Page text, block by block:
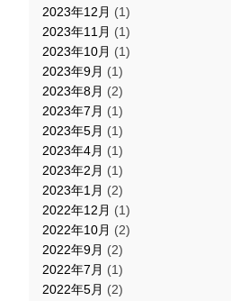
2023年12月 (1)
2023年11月 (1)
2023年10月 (1)
2023年9月 (1)
2023年8月 (2)
2023年7月 (1)
2023年5月 (1)
2023年4月 (1)
2023年2月 (1)
2023年1月 (2)
2022年12月 (1)
2022年10月 (2)
2022年9月 (2)
2022年7月 (1)
2022年5月 (2)